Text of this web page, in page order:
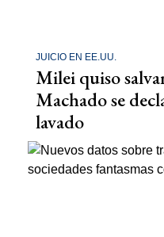
JUICIO EN EE.UU.
Milei quiso
Machado se
lavado